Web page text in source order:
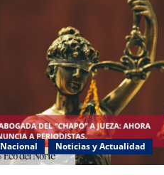
Nacional Noticias y Actualidad